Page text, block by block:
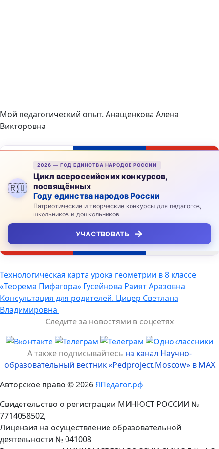
Мой педагогический опыт. Анащенкова Алена
Викторовна
🇷🇺
2026 — ГОД ЕДИНСТВА НАРОДОВ РОССИИ
Цикл всероссийских конкурсов,
посвящённых
Году единства народов России
Патриотические и творческие конкурсы для педагогов,
школьников и дошкольников
УЧАСТВОВАТЬ →
Навигация
по
записям
Технологическая карта урока геометрии в 8 классе
«Теорема Пифагора» Гусейнова Раият Аразовна
Консультация для родителей. Цицер Светлана
Владимировна
Следите за новостями в соцсетях
А также подписывайтесь на канал Научно-
образовательный вестник «Pedproject.Moscow» в MAX
Авторское право © 2026ЯПедагог.рф
Свидетельство о регистрации МИНЮСТ РОССИИ №
7714058502,
Лицензия на осуществление образовательной
деятельности № 041008